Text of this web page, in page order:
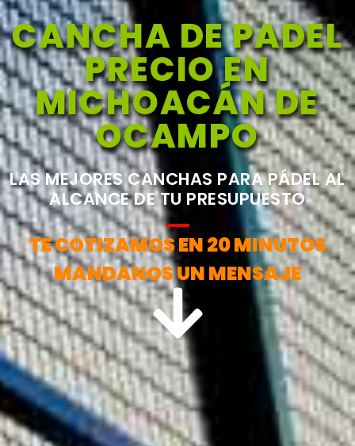
CANCHA DE PADEL
PRECIO EN
MICHOACÁN DE
OCAMPO
LAS MEJORES CANCHAS PARA PÁDEL AL
ALCANCE DE TU PRESUPUESTO
TE COTIZAMOS EN 20 MINUTOS
MANDANOS UN MENSAJE